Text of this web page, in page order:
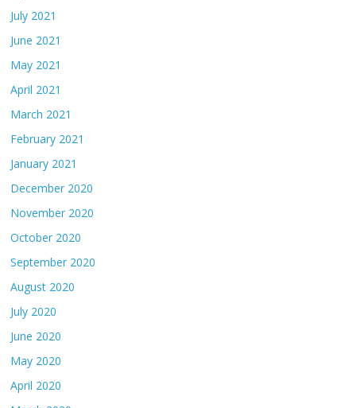
July 2021
June 2021
May 2021
April 2021
March 2021
February 2021
January 2021
December 2020
November 2020
October 2020
September 2020
August 2020
July 2020
June 2020
May 2020
April 2020